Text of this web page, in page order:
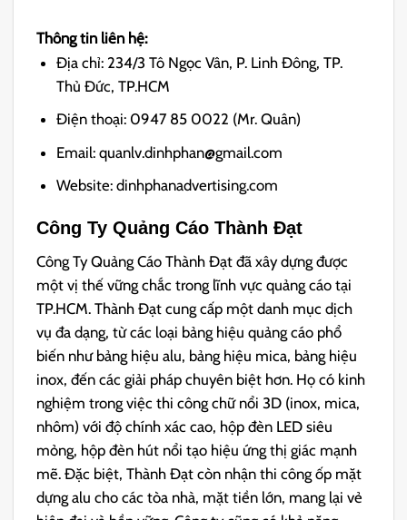
Thông tin liên hệ:
Địa chỉ: 234/3 Tô Ngọc Vân, P. Linh Đông, TP.
Thủ Đức, TP.HCM
Điện thoại: 0947 85 0022 (Mr. Quân)
Email: quanlv.dinhphan@gmail.com
Website: dinhphanadvertising.com
Công Ty Quảng Cáo Thành Đạt
Công Ty Quảng Cáo Thành Đạt đã xây dựng được
một vị thế vững chắc trong lĩnh vực quảng cáo tại
TP.HCM.Thành Đạt cung cấp một danh mục dịch
vụ đa dạng, từ các loại bảng hiệu quảng cáo phổ
biến như bảng hiệu alu, bảng hiệu mica, bảng hiệu
inox, đến các giải pháp chuyên biệt hơn. Họ có kinh
nghiệm trong việc thi công chữ nổi 3D (inox, mica,
nhôm) với độ chính xác cao, hộp đèn LED siêu
mỏng, hộp đèn hút nổi tạo hiệu ứng thị giác mạnh
mẽ. Đặc biệt, Thành Đạt còn nhận thi công ốp mặt
dựng alu cho các tòa nhà, mặt tiền lớn, mang lại vẻ